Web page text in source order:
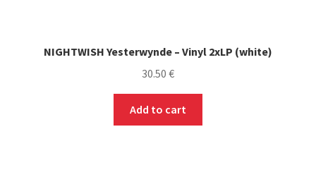
NIGHTWISH Yesterwynde – Vinyl 2xLP (white)
30.50 €
Add to cart